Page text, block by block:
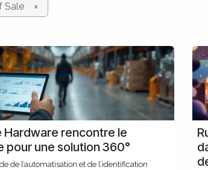
Sale ×
Hardware rencontre le
pour une solution 360°
de l’automatisation et de l’identification